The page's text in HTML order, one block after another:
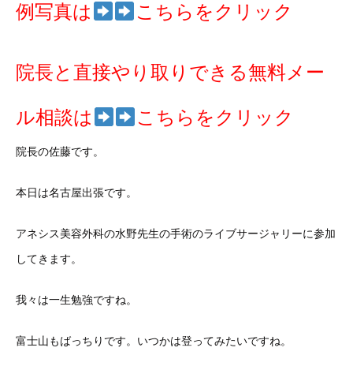
例写真は こちらをクリック
院長と直接やり取りできる無料メー
ル相談は こちらをクリック
院長の佐藤です。
本日は名古屋出張です。
アネシス美容外科の水野先生の手術のライブサージャリーに参加
してきます。
我々は一生勉強ですね。
富士山もばっちりです。いつかは登ってみたいですね。